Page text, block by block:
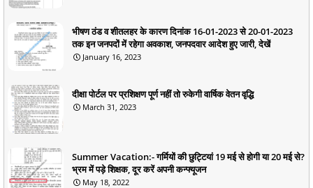
भीषण ठंड व शीतलहर के कारण दिनांक 16-01-2023 से 20-01-2023
तक इन जनपदों में रहेगा अवकाश, जनपदवार आदेश हुए जारी, देखें
January 16, 2023
दीक्षा पोर्टल पर प्रशिक्षण पूर्ण नहीं तो रुकेगी वार्षिक वेतन वृद्धि
March 31, 2023
Summer Vacation:- गर्मियों की छुट्टियां 19 मई से होगी या 20 मई से?
भ्रम में पड़े शिक्षक, दूर करें अपनी कन्फ्यूजन
May 18, 2022